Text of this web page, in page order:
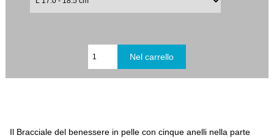
Il Bracciale del benessere in pelle con cinque anelli nella parte